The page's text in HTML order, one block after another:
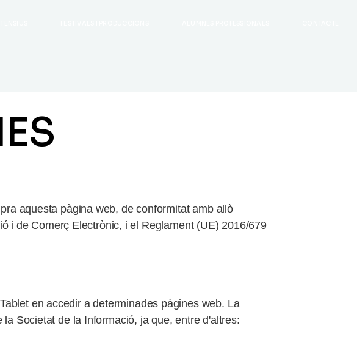
aquesta pàgina web, de conformitat amb allò
i de Comerç Electrònic, i el Reglament (UE) 2016/679
en accedir a determinades pàgines web. La
Societat de la Informació, ja que, entre d'altres: